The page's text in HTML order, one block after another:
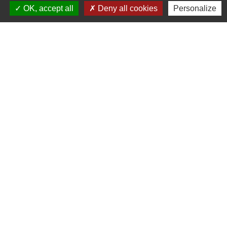
OK, accept all
Deny all cookies Personalize